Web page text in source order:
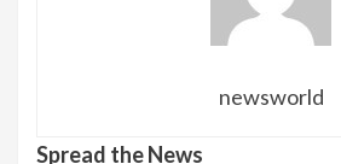
newsworld
Spread the News